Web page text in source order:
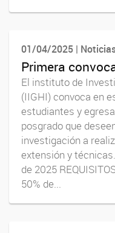
01/04/2025 |
Primera
El instituto de
(IIGHI) convoca en
estudiantes y
posgrado que
investigación a
extensión y
de 2025
50% de...